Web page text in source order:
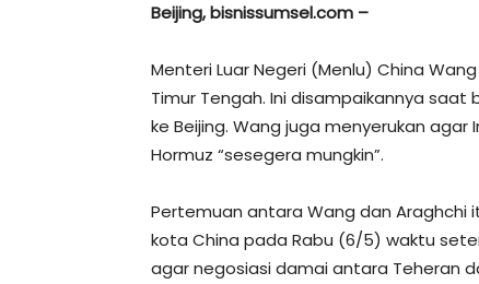
Beijing, bisnissumsel.com –
Menteri Luar Negeri (Menlu) China
Timur Tengah. Ini disampaikannya saat
ke Beijing. Wang juga menyerukan
Hormuz “sesegera mungkin”.
Pertemuan antara Wang dan Araghchi
kota China pada Rabu (6/5) waktu
agar negosiasi damai antara Teheran